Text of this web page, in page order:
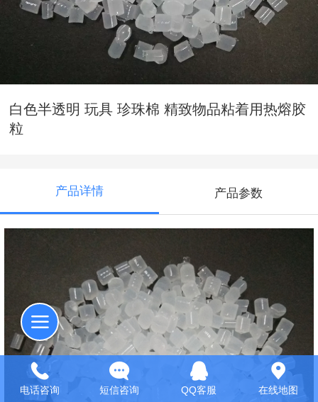
白色半透明 玩具 珍珠棉 精致物品粘着用热熔胶
粒
产品详情 产品参数
电话咨询 短信咨询 QQ客服 在线地图